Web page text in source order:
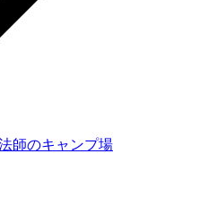
師のキャンプ場